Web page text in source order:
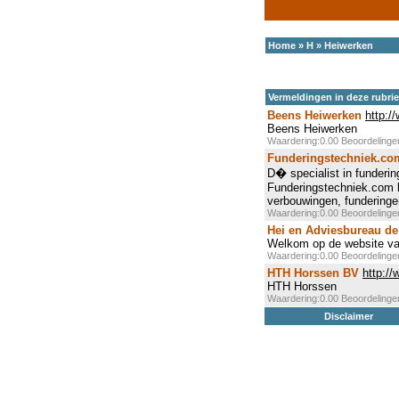
Home » H » Heiwerken
Vermeldingen in deze
Beens Heiwerken http://
Beens Heiwerken
Waardering:0.00
D� specialist in
verbouwingen,
Waardering:0.00
Hei en Adviesbureau
Welkom op de website
Waardering:0.00
HTH Horssen BV http://
HTH Horssen
Waardering:0.00
Disclaimer